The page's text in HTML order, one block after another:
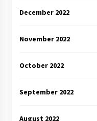
December 2022
November 2022
October 2022
September 2022
August 2022